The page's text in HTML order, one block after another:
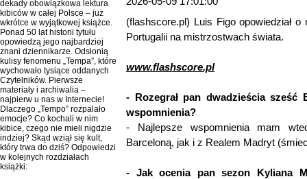
dekady obowiązkowa lektura
kibiców w całej Polsce – już
wkrótce w wyjątkowej książce.
Ponad 50 lat historii tytułu
opowiedzą jego najbardziej
znani dziennikarze. Odsłonią
kulisy fenomenu „Tempa”, które
wychowało tysiące oddanych
Czytelników. Pierwsze
materiały i archiwalia –
najpierw u nas w Internecie!
Dlaczego „Tempo” rozpalało
emocje? Co kochali w nim
kibice, czego nie mieli nigdzie
indziej? Skąd wziął się kult,
który trwa do dziś? Odpowiedzi
w kolejnych rozdziałach
książki:
(flashscore.pl) Luis Figo opowiedział
Portugalii na mistrzostwach świata.
www.flashscore.pl
- Rozegrał pan dwadzieścia sześć
wspomnienia?
- Najlepsze wspomnienia mam
Barceloną, jak i z Realem Madryt
- Jak ocenia pan sezon Kyliana